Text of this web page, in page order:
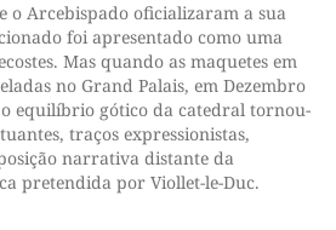
oficializaram a sua
foi apresentado como uma
Mas quando as maquetes em
no Grand Palais, em Dezembro
equilíbrio gótico da catedral tornou-
traços expressionistas,
narrativa distante da
pretendida por Viollet-le-Duc.